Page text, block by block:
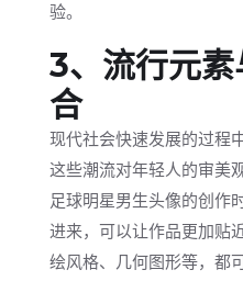
验。
3、流行元
合
现代社会快速发展的过程
这些潮流对年轻人的审美
足球明星男生头像的创作
进来，可以让作品更加贴
绘风格、几何图形等，都